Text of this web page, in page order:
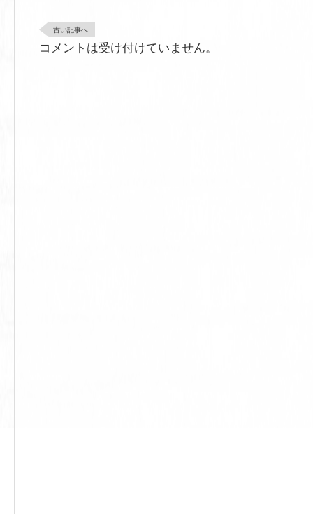
古い記事へ
コメントは受け付けていません。